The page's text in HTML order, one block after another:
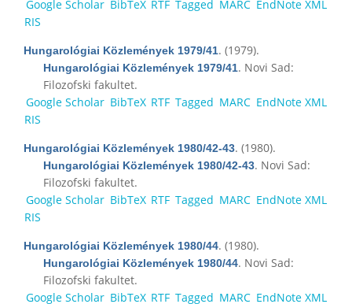
Google Scholar BibTeX RTF Tagged MARC EndNote XML
RIS
Hungarológiai Közlemények 1979/41. (1979).
Hungarológiai Közlemények 1979/41. Novi Sad:
Filozofski fakultet.
Google Scholar BibTeX RTF Tagged MARC EndNote XML
RIS
Hungarológiai Közlemények 1980/42-43. (1980).
Hungarológiai Közlemények 1980/42-43. Novi Sad:
Filozofski fakultet.
Google Scholar BibTeX RTF Tagged MARC EndNote XML
RIS
Hungarológiai Közlemények 1980/44. (1980).
Hungarológiai Közlemények 1980/44. Novi Sad:
Filozofski fakultet.
Google Scholar BibTeX RTF Tagged MARC EndNote XML